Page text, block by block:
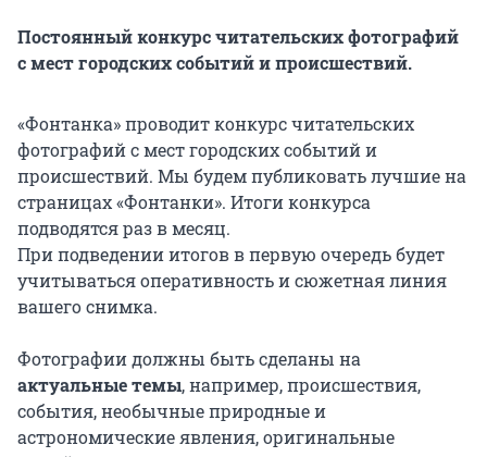
Постоянный конкурс читательских фотографий
с мест городских событий и происшествий.
«Фонтанка» проводит конкурс читательских
фотографий с мест городских событий и
происшествий. Мы будем публиковать лучшие на
страницах «Фонтанки». Итоги конкурса
подводятся раз в месяц.
При подведении итогов в первую очередь будет
учитываться оперативность и сюжетная линия
вашего снимка.
Фотографии должны быть сделаны на
актуальные темы, например, происшествия,
события, необычные природные и
астрономические явления, оригинальные